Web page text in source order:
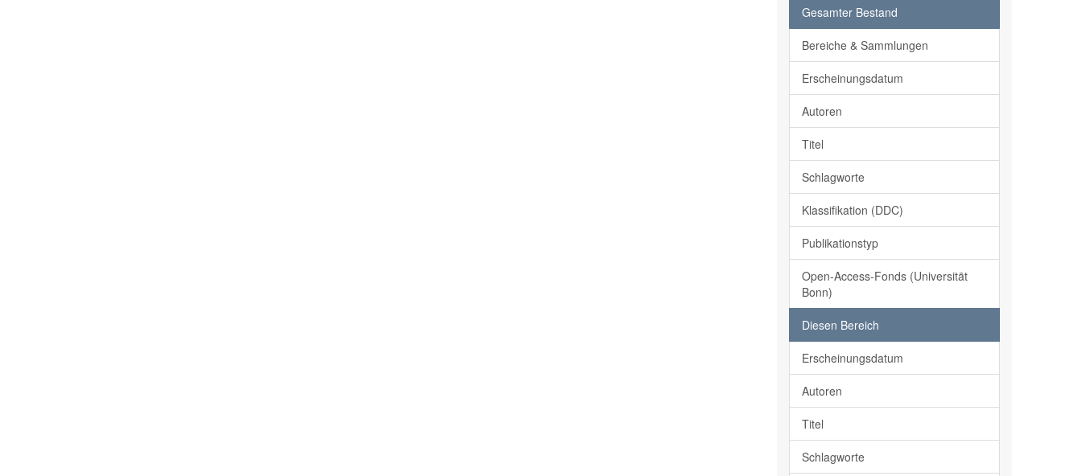
Gesamter Bestand
Bereiche & Sammlungen
Erscheinungsdatum
Autoren
Titel
Schlagworte
Klassifikation (DDC)
Publikationstyp
Open-Access-Fonds (Universität
Bonn)
Diesen Bereich
Erscheinungsdatum
Autoren
Titel
Schlagworte